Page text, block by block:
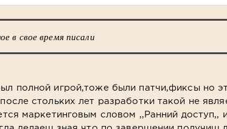
в свое время писали
полной игрой,тоже были патчи,фиксы но
стольких лет разработки такой не
маркетинговым словом ,,Ранний доступ,,